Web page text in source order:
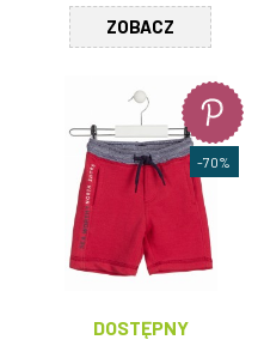
ZOBACZ
DOSTĘPNY
-70%